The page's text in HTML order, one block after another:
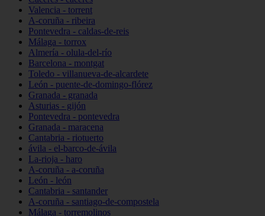
Valencia - torrent
A-coruña - ribeira
Pontevedra - caldas-de-reis
Málaga - torrox
Almería - olula-del-río
Barcelona - montgat
Toledo - villanueva-de-alcardete
León - puente-de-domingo-flórez
Granada - granada
Asturias - gijón
Pontevedra - pontevedra
Granada - maracena
Cantabria - riotuerto
ávila - el-barco-de-ávila
La-rioja - haro
A-coruña - a-coruña
León - león
Cantabria - santander
A-coruña - santiago-de-compostela
Málaga - torremolinos